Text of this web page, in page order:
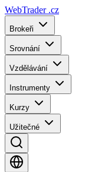
WebTrader .cz
Brokeři
Srovnání
Vzdělávání
Instrumenty
Kurzy
Užitečné